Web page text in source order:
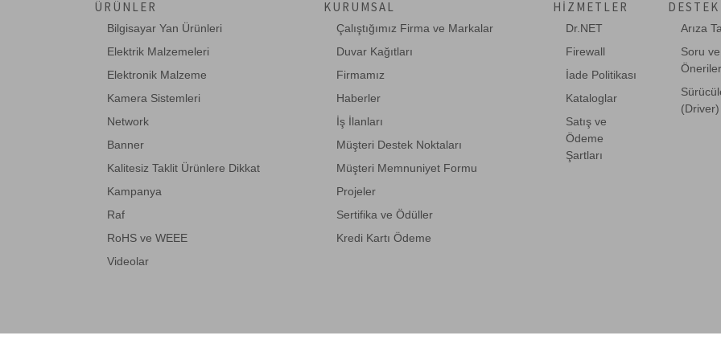
ÜRÜNLER
Bilgisayar Yan Ürünleri
Elektrik Malzemeleri
Elektronik Malzeme
Kamera Sistemleri
Network
Banner
Kalitesiz Taklit Ürünlere Dikkat
Kampanya
Raf
RoHS ve WEEE
Videolar
KURUMSAL
Çalıştığımız Firma ve Markalar
Duvar Kağıtları
Firmamız
Haberler
İş İlanları
Müşteri Destek Noktaları
Müşteri Memnuniyet Formu
Projeler
Sertifika ve Ödüller
Kredi Kartı Ödeme
HIZMETLER
Dr.NET
Firewall
İade Politikası
Kataloglar
Satış ve
Ödeme
Şartları
DESTEK
Arıza
Soru ve
Öneriler
(Driver)